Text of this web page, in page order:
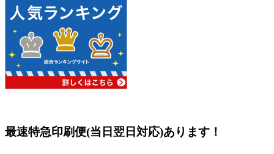
最速特急印刷便(当日翌日対応)あります！